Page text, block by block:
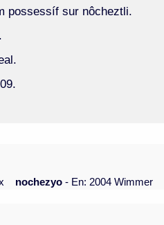
possessíf sur nôcheztli.
nochezyo- En: 2004 Wimmer